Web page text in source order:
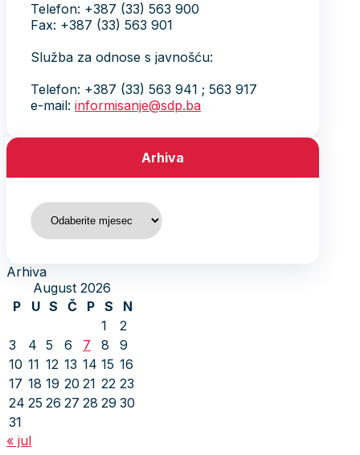
Telefon: +387 (33) 563 900
Fax: +387 (33) 563 901
Služba za odnose s javnošću:
Telefon: +387 (33) 563 941 ; 563 917
e-mail: informisanje@sdp.ba
Arhiva
Arhiva
Arhiva
August 2026
P
U S Č P S
N
1
2
3
4 5 6 7 8
9
10 11 12 13 14 15 16
17 18 19 20 21 22 23
24 25 26 27 28 29 30
31
« jul